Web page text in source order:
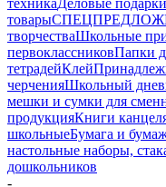
товары
творчестваШкольные
первоклассниковПапки
тетрадейКлей
черченияШкольный
мешки и сумки для
продукцияКниги
школьныеБумага и
настольные наборы,
дошкольников
-